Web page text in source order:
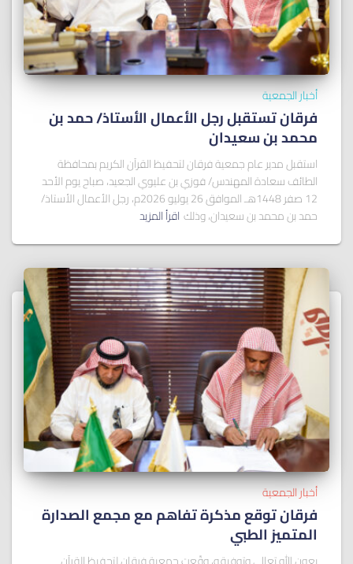
أخبار الجمعية
فرقان تستقبل رجل الأعمال الأستاذ/ ﺣﻤﺪ ﺑﻦ
ﻣﺤﻤﺪ ﺑﻦ ﺳﻌﻴﺪان
استقبل مدير عام جمعية فرقان لتحفيظ القرآن الكريم بمحافظة
الطائف سعادة المهندس/ فوزي بن عليوي الجعيد، صباح يوم الأحد
12 صفر 1448هـ الموافق 26 يوليو 2026م، رجل الأعمال الأستاذ/
حمد بن محمد بن سعيدان، وذلك اقرأ المزيد
أخبار الجمعية
فرقان توقع مذكرة تفاهم مع مجمع الصدارة
المتميز الطبي